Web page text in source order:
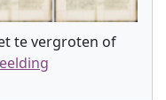
te vergroten of